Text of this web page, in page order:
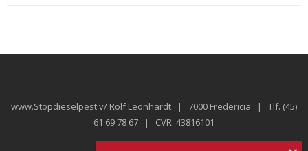
www.Stopdieselpest v/ Rolf Leonhardt | 7000 Fredericia | Tlf. (45)
61 69 78 67 | CVR. 43816101